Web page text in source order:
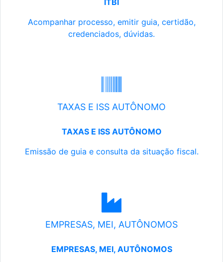
ITBI
Acompanhar processo, emitir guia, certidão,
credenciados, dúvidas.
TAXAS E ISS AUTÔNOMO
TAXAS E ISS AUTÔNOMO
Emissão de guia e consulta da situação fiscal.
EMPRESAS, MEI, AUTÔNOMOS
EMPRESAS, MEI, AUTÔNOMOS